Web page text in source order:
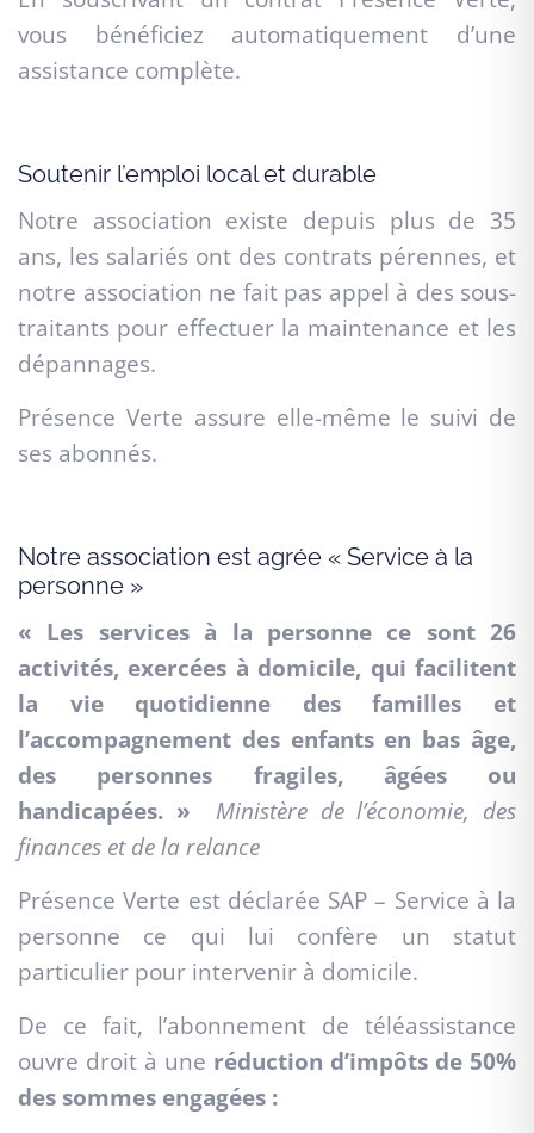
vous bénéficiez automatiquement d’une
assistance complète.
Soutenir l’emploi local et durable
Notre association existe depuis plus de 35
ans, les salariés ont des contrats pérennes, et
notre association ne fait pas appel à des sous-
traitants pour effectuer la maintenance et les
dépannages.
Présence Verte assure elle-même le suivi de
ses abonnés.
Notre association est agrée « Service à la
personne »
« Les services à la personne ce sont 26
activités, exercées à domicile, qui facilitent
la vie quotidienne des familles et
l’accompagnement des enfants en bas âge,
des personnes fragiles, âgées ou
handicapées. »
Ministère de l’économie, des
finances et de la relance
Présence Verte est déclarée SAP – Service à la
personne ce qui lui confère un statut
particulier pour intervenir à domicile.
De ce fait, l’abonnement de téléassistance
ouvre droit à une réduction d’impôts de 50%
des sommes engagées :